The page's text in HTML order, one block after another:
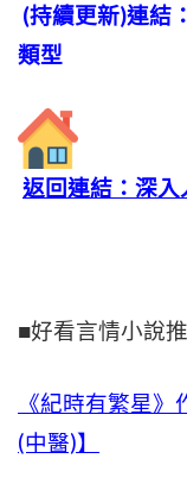
(持續更新)連結
類型
返回連結：深
■好看言情小說
《紀時有繁星
(中醫)】